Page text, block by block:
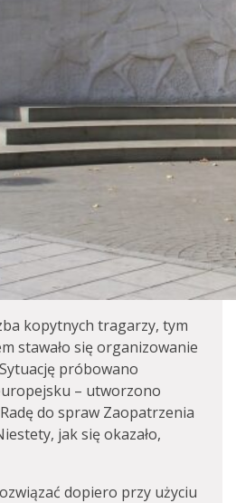
kopytnych tragarzy, tym
stawało się organizowanie
próbowano
– utworzono
do spraw Zaopatrzenia
jak się okazało,
dopiero przy użyciu